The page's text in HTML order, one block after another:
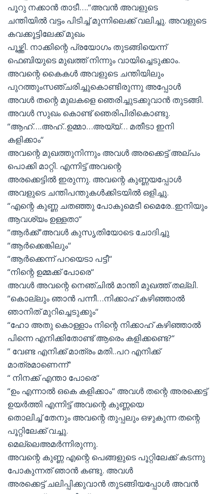
പൂറു നക്കാൻ താടീ….“അവൻ അവളുടെ
ചന്തിയിൽ വട്ടം പിടിച്ച് മുന്നിലെക്ക് വലിച്ചു. അവളുടെ
കവക്കൂട്ടിലേക്ക് മുഖം
പൂഴ്ത്തി. നാക്കിന്റെ പ്രയോഗം തുടങ്ങിയെന്ന്
ഫെബിയുടെ മുഖത്ത് നിന്നും വായിച്ചെടുക്കാം.
അവന്റെ കൈകൾ അവളുടെ ചന്തിയിലും
പുറത്തുംസഞ്ചരിച്ചുകൊണ്ടിരുന്നു അപ്പോൾ
അവൾ തന്റെ മുലകളെ ഞെരിച്ചുടക്കുവാൻ തുടങ്ങി.
അവൾ സുഖം കൊണ്ട് ഞെരിപിരികൊണ്ടു.
“ആഹ്….അഹ്..ഉമ്മാ…അയ്യ്… മതീടാ ഇനി
കളിക്കാം“
അവന്റെ മുഖത്തുനിന്നും അവൾ അരക്കെട്ട് അല്പം
പൊക്കി മാറ്റി. എന്നിട്ട് അവന്റെ
അരക്കെട്ടിൽ ഇരുന്നു. അവന്റെ കുണ്ണയപ്പോൾ
അവളുടെ ചന്തിപന്തുകൾക്കിടയിൽ ഒളിച്ചു.
“എന്റെ കുണ്ണ ചതഞ്ഞു പോകുമെടീ മൈരേ..ഇനിയും
ആവശ്യം ഉള്ളതാ“
“ആർക്ക്“അവൾ കുസൃതിയോടെ ചോദിച്ചു
“ആർക്കെങ്കിലും“
“ആർക്കെന്ന് പറയെടാ പട്ടീ“
“നിന്റെ ഉമ്മക്ക് പോരെ“
അവൾ അവന്റെ നെഞ്ചിൽ മാന്തി മുഖത്ത് തല്ലി.
“കൊല്ലും ഞാൻ പന്നീ…നിക്കാഹ് കഴിഞ്ഞാൽ
ഞാനിത് മുറിച്ചെടുക്കും“
“ഹോ അതു കൊള്ളാം നിന്റെ നിക്കാഹ് കഴിഞ്ഞാൽ
പിന്നെ എനിക്കിതോണ്ട് ആരെം കളിക്കണ്ടെ?“
” വേണ്ട എനിക്ക് മാത്രം മതി..പറ എനിക്ക്
മാത്രമാണെന്ന്“
“ നിനക്ക് എന്താ പോരെ“
“ഉം എന്നാൽ ഒകെ കളിക്കാം“ അവൾ തന്റെ അരക്കെട്ട്
ഉയർത്തി എന്നിട്ട് അവന്റെ കുണ്ണയെ
തൊലിച്ച് തേനും അവന്റെ തുപ്പലും ഒഴുകുന്ന തന്റെ
പൂറ്റിലേക്ക് വച്ചു.
മെല്ലെഅമർന്നിരുന്നു.
അവന്റെ കുണ്ണ എന്റെ പെങ്ങളുടെ പൂറ്റിലേക്ക് കടന്നു
പോകുന്നത് ഞാൻ കണ്ടു. അവൾ
അരക്കെട്ട് ചലിപ്പിക്കുവാൻ തുടങ്ങിയപ്പോൾ അവൻ